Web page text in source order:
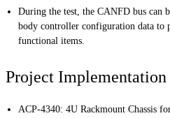
During the test, the CANFD bus can
body controller configuration data to
functional items.
Project Implementation
ACP-4340: 4U Rackmount Chassis